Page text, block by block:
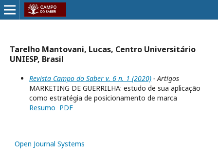
Tarelho Mantovani, Lucas, Centro Universitário
UNIESP, Brasil
Revista Campo do Saber v. 6 n. 1 (2020) - Artigos
MARKETING DE GUERRILHA: estudo de sua aplicação
como estratégia de posicionamento de marca
Resumo PDF
Open Journal Systems